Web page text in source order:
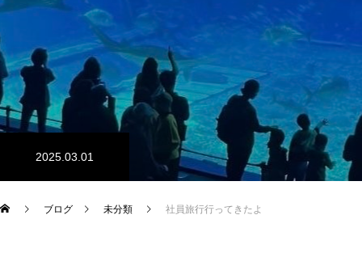
会社案内
メッセージ 会社概要／略歴 設備概要
お問い合わせ
2025.03.01
ブログ 未分類 社員旅行行ってきたよ